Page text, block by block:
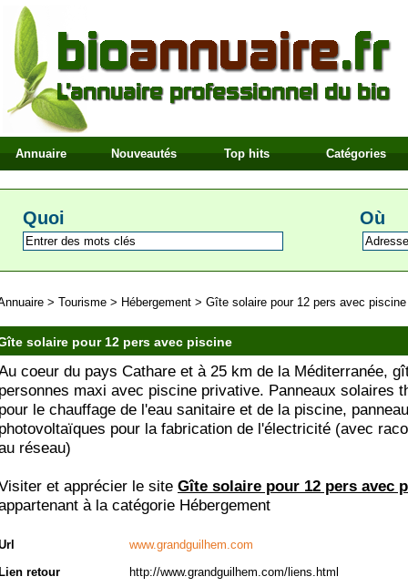
Annuaire Nouveautés Top hits Catégories
Quoi Où
> Tourisme > Hébergement > Gîte solaire pour 12 pers avec piscine
solaire pour 12 pers avec piscine
coeur du pays Cathare et à 25 km de la Méditerranée,
maxi avec piscine privative. Panneaux solaires
le chauffage de l'eau sanitaire et de la piscine,
pour la fabrication de l'électricité (avec
réseau)
et apprécier le site Gîte solaire pour 12 pers avec
à la catégorie Hébergement
www.grandguilhem.com
retour
http://www.grandguilhem.com/liens.html